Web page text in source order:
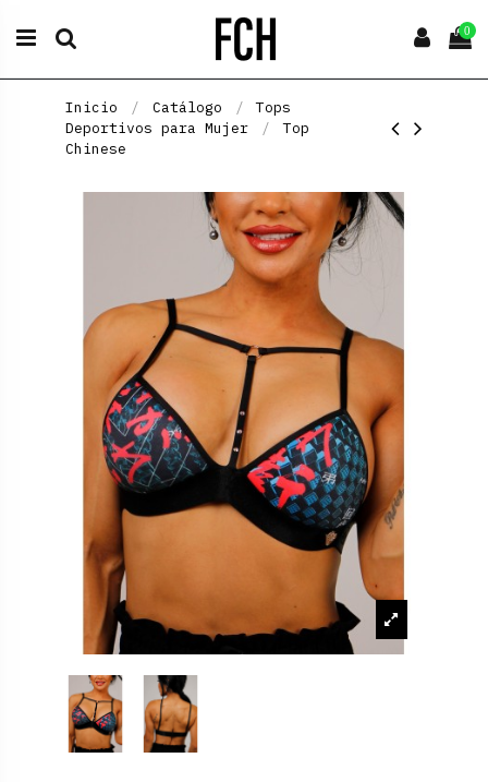
0
Inicio Catálogo
Tops
Deportivos para Mujer
Top
Chinese